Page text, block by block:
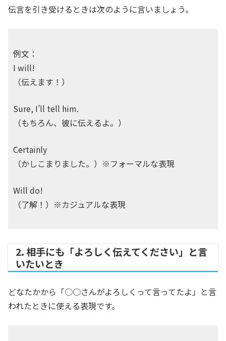
伝言を引き受けるときは次のように言いましょう。
例文：
I will!
（伝えます！）
Sure, I’ll tell him.
（もちろん、彼に伝えるよ。）
Certainly
（かしこまりました。）※フォーマルな表現
Will do!
（了解！）※カジュアルな表現
2. 相手にも「よろしく伝えてください」と言
いたいとき
どなたかから「○○さんがよろしくって言ってたよ」と言
われたときに使える表現です。